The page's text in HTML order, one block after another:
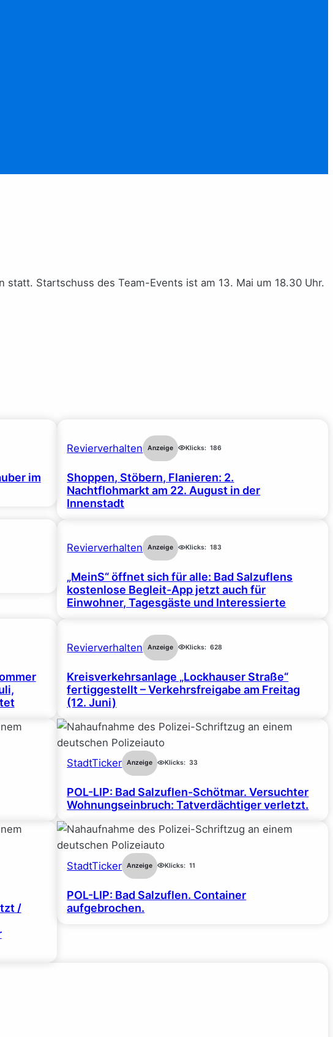
Startschuss des Team-Events ist am 13. Mai um 18.30 Uhr.
im
Revierverhalten Anzeige Klicks: 186
Shoppen, Stöbern, Flanieren: 2.
Nachtflohmarkt am 22. August in der
Innenstadt
Revierverhalten Anzeige Klicks: 183
„MeinS“ öffnet sich für alle: Bad Salzuflens
kostenlose Begleit-App jetzt auch für
Einwohner, Tagesgäste und Interessierte
Revierverhalten Anzeige Klicks: 628
Kreisverkehrsanlage „Lockhauser Straße“
fertiggestellt – Verkehrsfreigabe am Freitag
(12. Juni)
StadtTicker Anzeige Klicks: 33
POL-LIP: Bad Salzuflen-Schötmar. Versuchter
Wohnungseinbruch: Tatverdächtiger verletzt.
/
StadtTicker Anzeige Klicks: 11
POL-LIP: Bad Salzuflen. Container
aufgebrochen.